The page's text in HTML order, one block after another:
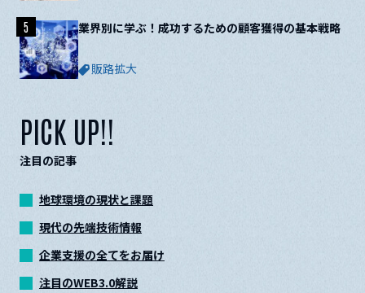
業界別に学ぶ！成功するための顧客獲得の基本戦略
販路拡大
5
PICK UP!!
注目の記事
地球環境の現状と課題
現代の先端技術情報
企業支援の全てをお届け
注目のWEB3.0解説